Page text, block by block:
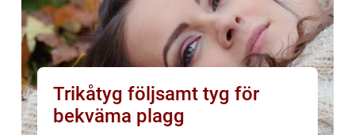
Trikåtyg följsamt tyg för
bekväma plagg